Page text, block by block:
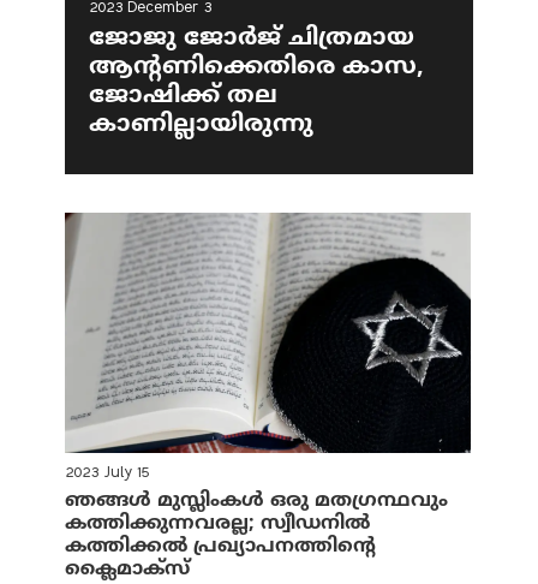
2023 December 3
ജോജു ജോര്‍ജ് ചിത്രമായ
ആന്റണിക്കെതിരെ കാസ,
ജോഷിക്ക് തല
കാണില്ലായിരുന്നു
2023 July 15
ഞങ്ങൾ മുസ്ലിംകൾ ഒരു മതഗ്രന്ഥവും
കത്തിക്കുന്നവരല്ല; സ്വീഡനിൽ
കത്തിക്കൽ പ്രഖ്യാപനത്തിന്റെ
ക്ലൈമാക്സ്